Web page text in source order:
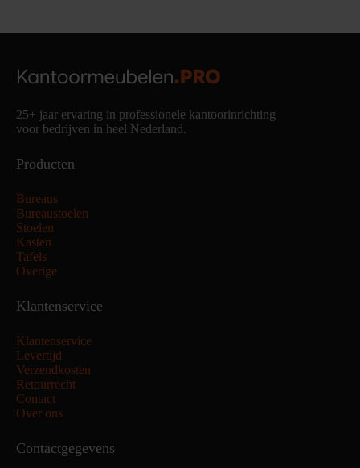
25+ jaar ervaring in professionele kantoorinrichting
voor bedrijven in heel Nederland.
Producten
Bureaus
Bureaustoelen
Stoelen
Kasten
Tafels
Overige
Klantenservice
Klantenservice
Levertijd
Verzendkosten
Retourrecht
Contact
Over ons
Contactgegevens